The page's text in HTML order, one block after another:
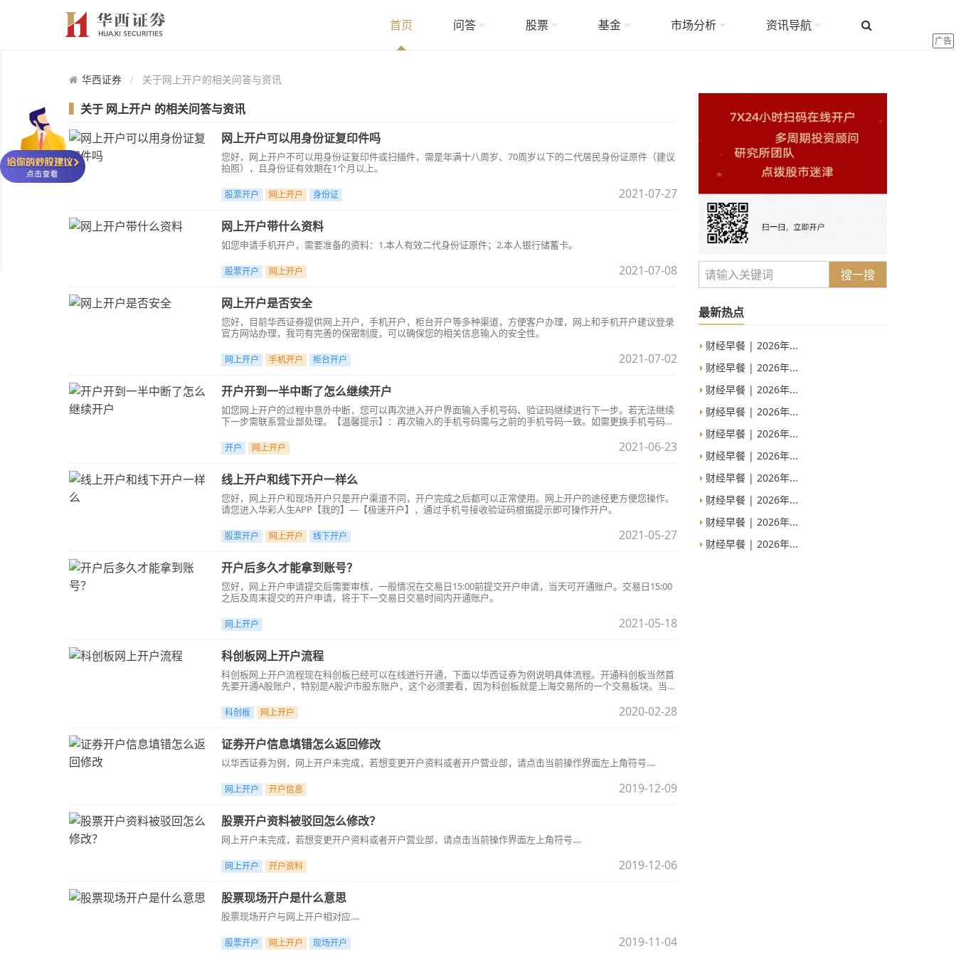
首页 问答 股票 基金 市场分析 资讯导航
广告
华西证券 关于网上开户的相关问答与资讯
关于 网上开户 的相关问答与资讯
网上开户可以用身份证复印件吗
您好，网上开户不可以用身份证复印件或扫描件，需是年满十八周岁、70周岁以下的二代居民身份证原件（建议
拍照），且身份证有效期在1个月以上。
股票开户 网上开户 身份证 2021-07-27
网上开户带什么资料
如您申请手机开户，需要准备的资料：1.本人有效二代身份证原件；2.本人银行储蓄卡。
股票开户 网上开户 2021-07-08
网上开户是否安全
您好，目前华西证券提供网上开户，手机开户，柜台开户等多种渠道，方便客户办理，网上和手机开户建议登录
官方网站办理，我司有完善的保密制度，可以确保您的相关信息输入的安全性。
网上开户 手机开户 柜台开户 2021-07-02
开户开到一半中断了怎么继续开户
如您网上开户的过程中意外中断，您可以再次进入开户界面输入手机号码、验证码继续进行下一步。若无法继续
下一步需联系营业部处理。【温馨提示】：再次输入的手机号码需与之前的手机号码一致。如需更换手机号码开
开户 网上开户 2021-06-23
线上开户和线下开户一样么
您好，网上开户和现场开户只是开户渠道不同，开户完成之后都可以正常使用。网上开户的途径更方便您操作。
请您进入华彩人生APP【我的】—【极速开户】，通过手机号接收验证码根据提示即可操作开户。
股票开户 网上开户 线下开户 2021-05-27
开户后多久才能拿到账号？
您好，网上开户申请提交后需要审核，一般情况在交易日15:00前提交开户申请，当天可开通账户。交易日15:00
之后及周末提交的开户申请，将于下一交易日交易时间内开通账户。
网上开户 2021-05-18
科创板网上开户流程
科创板网上开户流程现在科创板已经可以在线进行开通，下面以华西证券为例说明具体流程。开通科创板当然首
先要开通A股账户，特别是A股沪市股东账户，这个必须要看，因为科创板就是上海交易所的一个交易板块。当然
下载华彩人生在线开户。一、首先确认自己是否满足开通科创板条件：1.客户在我公司有正常沪A证券账户，且
指定在我公司。2.客户前20个交易日日均资产50万及以上。资产范围包含客户在我公司所有资产：人民币、港
科创板 网上开户 2020-02-28
证券开户信息填错怎么返回修改
以华西证券为例，网上开户未完成，若想变更开户资料或者开户营业部，请点击当前操作界面左上角符号....
网上开户 开户信息 2019-12-09
股票开户资料被驳回怎么修改？
网上开户未完成，若想变更开户资料或者开户营业部，请点击当前操作界面左上角符号....
网上开户 开户资料 2019-12-06
股票现场开户是什么意思
股票现场开户与网上开户相对应....
股票开户 网上开户 现场开户 2019-11-04
搜一搜
最新热点
财经早餐 | 2026年...
财经早餐 | 2026年...
财经早餐 | 2026年...
财经早餐 | 2026年...
财经早餐 | 2026年...
财经早餐 | 2026年...
财经早餐 | 2026年...
财经早餐 | 2026年...
财经早餐 | 2026年...
财经早餐 | 2026年...